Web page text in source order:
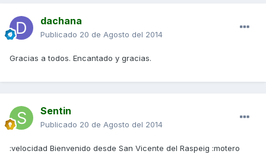
dachana
Publicado 20 de Agosto del 2014
Gracias a todos. Encantado y gracias.
Sentin
Publicado 20 de Agosto del 2014
:velocidad Bienvenido desde San Vicente del Raspeig :motero